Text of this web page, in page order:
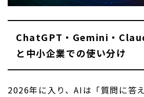
ChatGPT・Gemini・
と中小企業での使い分け
2026年に入り、AIは「質問に答